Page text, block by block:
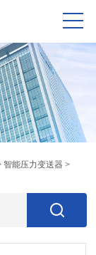
智能压力变送器 >